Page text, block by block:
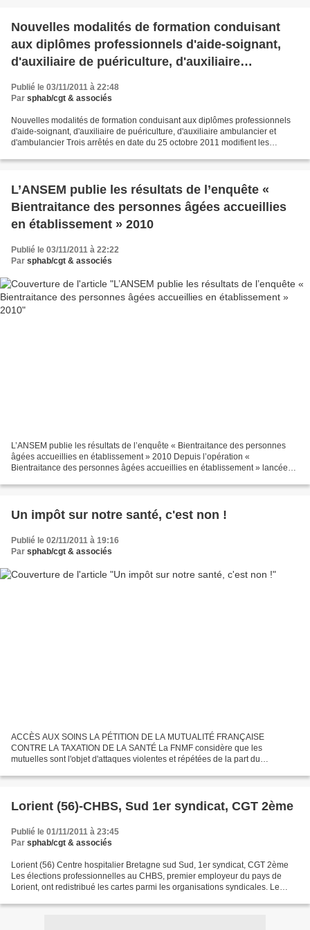
Nouvelles modalités de formation conduisant
aux diplômes professionnels d'aide-soignant,
d'auxiliaire de puériculture, d'auxiliaire
Publié le 03/11/2011 à 22:48
Par sphab/cgt & associés
Nouvelles modalités de formation conduisant aux diplômes professionnels
d'aide-soignant, d'auxiliaire de puériculture, d'auxiliaire ambulancier et
d'ambulancier Trois arrêtés en date du 25 octobre 2011 modifient les
L’ANSEM publie les résultats de l’enquête «
Bientraitance des personnes âgées accueillies
en établissement » 2010
Publié le 03/11/2011 à 22:22
Par sphab/cgt & associés
L’ANSEM publie les résultats de l’enquête « Bientraitance des personnes
âgées accueillies en établissement » 2010 Depuis l’opération «
Bientraitance des personnes âgées accueillies en établissement » lancée
Un impôt sur notre santé, c'est non !
Publié le 02/11/2011 à 19:16
Par sphab/cgt & associés
ACCÈS AUX SOINS LA PÉTITION DE LA MUTUALITÉ FRANÇAISE
CONTRE LA TAXATION DE LA SANTÉ La FNMF considère que les
mutuelles sont l'objet d'attaques violentes et répétées de la part du
Lorient (56)-CHBS, Sud 1er syndicat, CGT 2ème
Publié le 01/11/2011 à 23:45
Par sphab/cgt & associés
Lorient (56) Centre hospitalier Bretagne sud Sud, 1er syndicat, CGT 2ème
Les élections professionnelles au CHBS, premier employeur du pays de
Lorient, ont redistribué les cartes parmi les organisations syndicales. Le